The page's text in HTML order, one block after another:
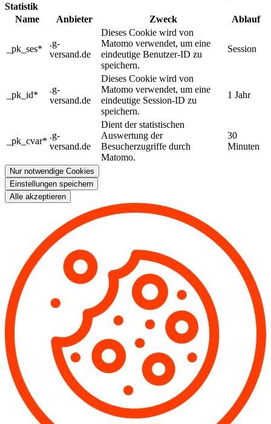
Statistik
Name
Anbieter Zweck Ablauf
_pk_ses*
.g-
versand.de
Dieses Cookie wird von
Matomo verwendet, um eine
eindeutige Benutzer-ID zu
speichern.
Session
_pk_id*
.g-
versand.de
Dieses Cookie wird von
Matomo verwendet, um eine
eindeutige Session-ID zu
speichern.
1 Jahr
_pk_cvar*
.g-
versand.de
Dient der statistischen
Auswertung der
Besucherzugriffe durch
Matomo.
30
Minuten
Nur notwendige Cookies
Einstellungen speichern
Alle akzeptieren